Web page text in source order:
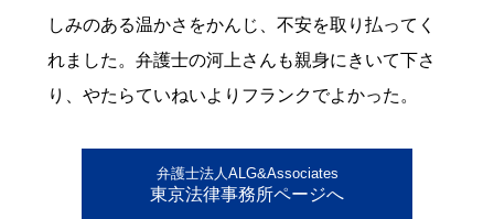
しみのある温かさをかんじ、不安を取り払ってく
れました。弁護士の河上さんも親身にきいて下さ
り、やたらていねいよりフランクでよかった。
弁護士法人ALG&Associates
東京法律事務所ページへ